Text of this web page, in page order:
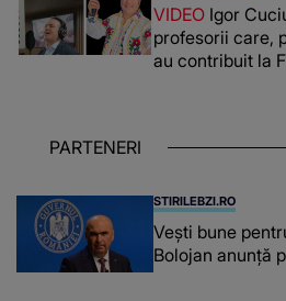
reușit să fac
VIDEO Igor
profesorii care,
au contribuit la
chiar și după
PARTENERI
STIRILEBZI.RO
Vești bune
Bolojan anunță